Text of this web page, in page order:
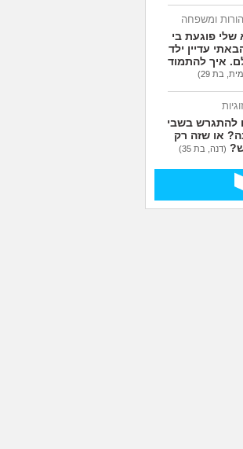
הורות ומשפחה
פוגעת בי כי
עדיין ילדים
איך להתמודד?
בת 29)
זוגיות
להתגרש בשביל
או שזה רק
(דנה, בת 35)